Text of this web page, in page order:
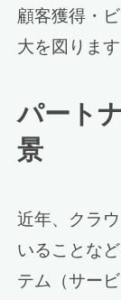
顧客獲得・
大を図ります
パート
景
近年、クラ
いることな
テム（サー